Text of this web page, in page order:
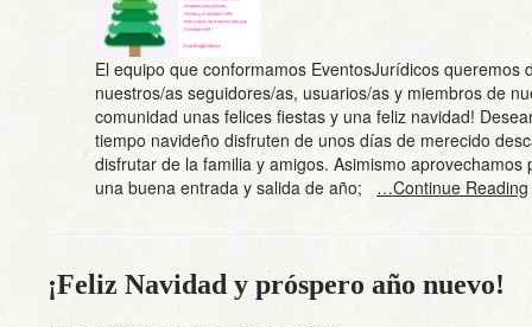
El equipo que conformamos EventosJurídicos queremos
nuestros/as seguidores/as, usuarios/as y miembros de
comunidad unas felices fiestas y una feliz navidad!
tiempo navideño disfruten de unos días de merecido
disfrutar de la familia y amigos. Asimismo aprovechamos
una buena entrada y salida de año; …Continue Reading
¡Feliz Navidad y próspero año nuevo!